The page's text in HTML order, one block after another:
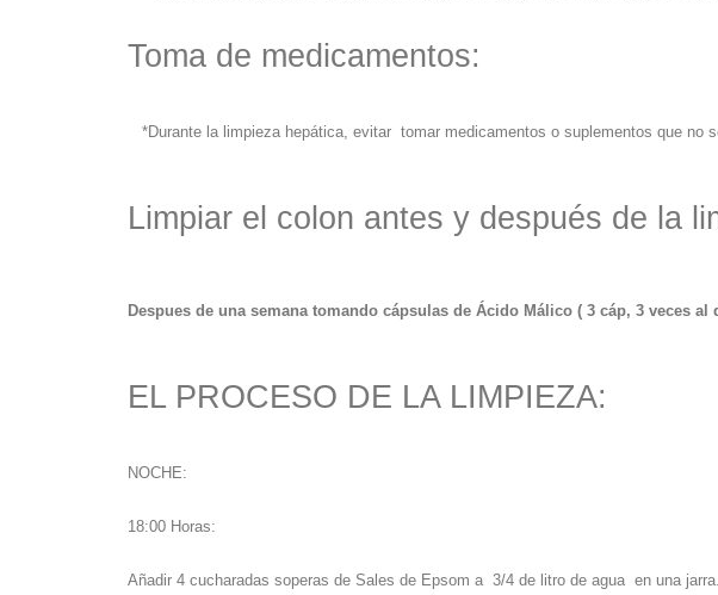
Toma de medicamentos:
*Durante la limpieza hepática, evitar tomar medicamentos o suplementos que no
Limpiar el colon antes y después de la
Despues de una semana tomando cápsulas de Ácido Málico ( 3 cáp, 3 veces
EL PROCESO DE LA LIMPIEZA:
NOCHE:
18:00 Horas:
Añadir 4 cucharadas soperas de Sales de Epsom a 3/4 de litro de agua en una jarra.